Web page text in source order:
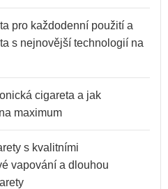
pro každodenní použití a
s nejnovější technologií na
cigareta a jak
maximum
s kvalitními
vapování a dlouhou